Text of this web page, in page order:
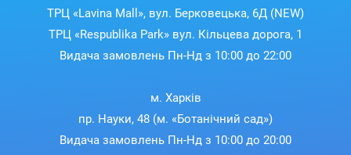
ТРЦ «Lavina Mall», вул. Берковецька, 6Д (NEW)
ТРЦ «Respublika Park» вул. Кільцева дорога, 1
Видача замовлень Пн-Нд з 10:00 до 22:00
м. Харків
пр. Науки, 48 (м. «Ботанічний сад»)
Видача замовлень Пн-Нд з 10:00 до 20:00